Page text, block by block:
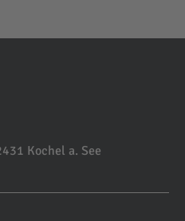
Kochel a. See